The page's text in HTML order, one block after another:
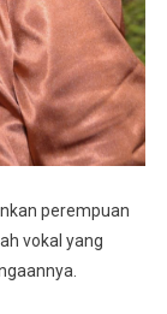
perempuan
vokal yang